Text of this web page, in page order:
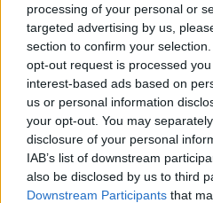
processing of your personal or
targeted advertising by us,
section to confirm your
opt-out request is processed
interest-based ads based on
us or personal information
your opt-out. You may
disclosure of your personal
IAB’s list of downstream
also be disclosed by us to third
Downstream Participants that
5 trvaliek s
panašovanými listami,
ktoré dodajú vášmu
záhonu celosezónny
šmrnc